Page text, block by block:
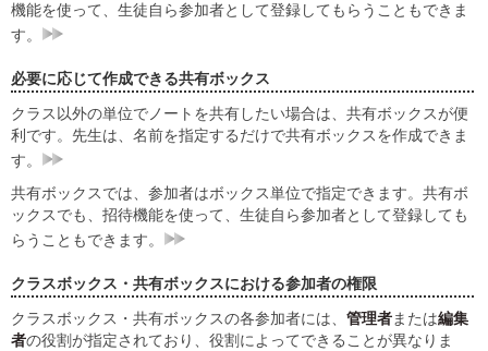
機能を使って、生徒自ら参加者として登録してもらうこともできま
す。
必要に応じて作成できる共有ボックス
クラス以外の単位でノートを共有したい場合は、共有ボックスが便
利です。先生は、名前を指定するだけで共有ボックスを作成できま
す。
共有ボックスでは、参加者はボックス単位で指定できます。共有ボ
ックスでも、招待機能を使って、生徒自ら参加者として登録しても
らうこともできます。
クラスボックス・共有ボックスにおける参加者の権限
クラスボックス・共有ボックスの各参加者には、 管理者または編集
者の役割が指定されており、役割によってできることが異なりま